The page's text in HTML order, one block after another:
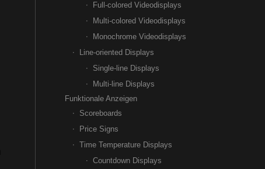
Full-colored Videodisplays
Multi-colored Videodisplays
Monochrome Videodisplays
Line-oriented Displays
Single-line Displays
Multi-line Displays
Funktionale Anzeigen
Scoreboards
Price Signs
Time Temperature Displays
Countdown Displays